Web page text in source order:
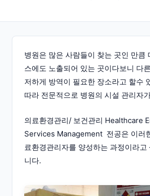
병원은 많은 사람들이 찾는 곳인 만큼
스에도 노출되어 있는 곳이다보니 다
저하게 방역이 필요한 장소라고 할수
따라 전문적으로 병원의 시설 관리자
의료환경관리/ 보건관리 Healthcare
Services Management 전공은 이러
료환경관리자를 양성하는 과정이라고
니다.